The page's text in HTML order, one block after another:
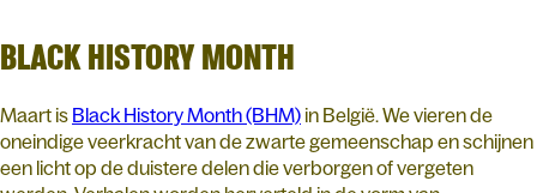
BLACK HISTORY MONTH
Maart is Black History Month (BHM) in België. We vieren de
oneindige veerkracht van de zwarte gemeenschap en schijnen
een licht op de duistere delen die verborgen of vergeten